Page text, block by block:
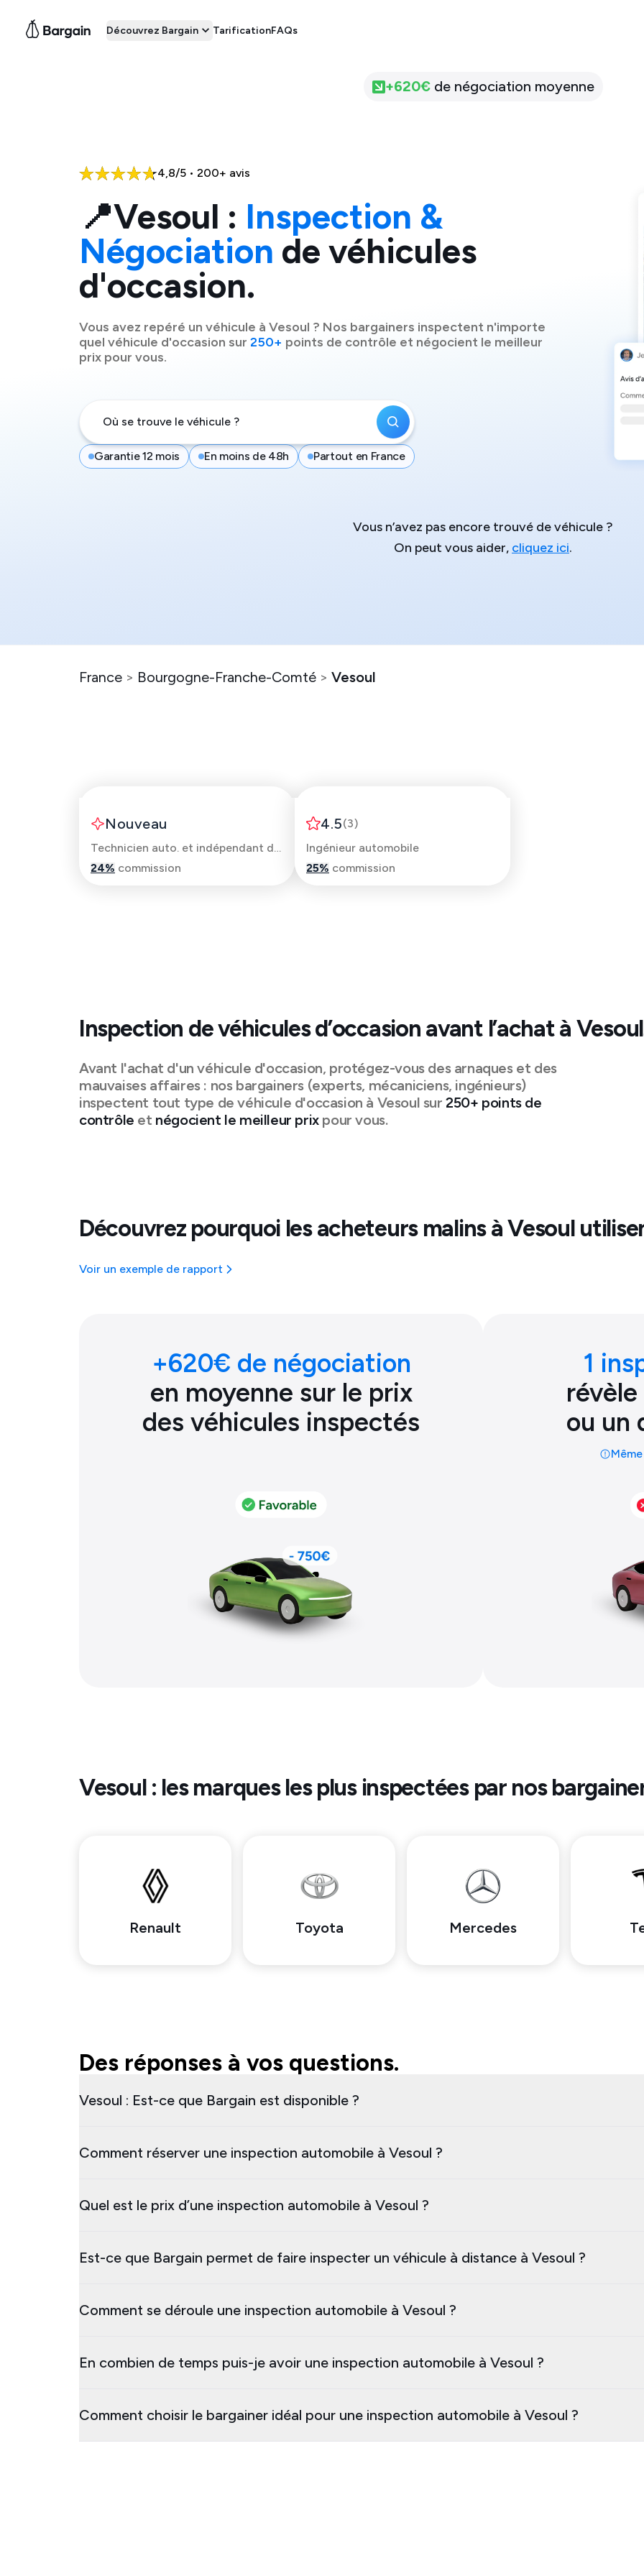
Découvrez Bargain TarificationFAQs
+620€ de négociation moyenne
4,8/5 • 200+ avis
📍Vesoul : Inspection &
Négociation de véhicules
d'occasion.
Vous avez repéré un véhicule à Vesoul ? Nos bargainers inspectent n'importe
quel véhicule d'occasion sur 250+ points de contrôle et négocient le meilleur
prix pour vous.
Garantie 12 mois En moins de 48h Partout en France
Vous n’avez pas encore trouvé de véhicule ?
On peut vous aider, cliquez ici.
France > Bourgogne-Franche-Comté > Vesoul
Nouveau
Technicien auto. et indépendant debosselage sans peinture
24% commission
4.5(3)
Ingénieur automobile
25% commission
Inspection de véhicules d’occasion avant l’achat à Vesoul
Avant l'achat d'un véhicule d'occasion, protégez-vous des arnaques et des
mauvaises affaires : nos bargainers (experts, mécaniciens, ingénieurs)
inspectent tout type de véhicule d'occasion à Vesoul sur 250+ points de
contrôle et négocient le meilleur prixpour vous.
Découvrez pourquoi les acheteurs malins àVesoul
Voir un exemple de rapport
+620€ de négociation
en moyenne sur le prix
des véhicules inspectés
1
ou un
Vesoul: les marques les plus inspectées par nos
Renault Toyota Mercedes
Des réponses à vos questions.
Vesoul : Est-ce que Bargain est disponible ?
Comment réserver une inspection automobile à Vesoul ?
Quel est le prix d’une inspection automobile à Vesoul ?
Est-ce que Bargain permet de faire inspecter un véhicule à distance à Vesoul ?
Comment se déroule une inspection automobile à Vesoul ?
En combien de temps puis-je avoir une inspection automobile à Vesoul ?
Comment choisir le bargainer idéal pour une inspection automobile à Vesoul ?